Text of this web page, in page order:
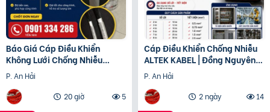
Báo Giá Cáp Điều Khiển
Không Lưới Chống Nhiễu
ALTEK KABEL | Đồng Nguyên
Chất 100%
P. An Hải
20 giờ
5
Cáp Điều Khiển Chống Nhiễu
ALTEK KABEL | Đồng Nguyên
Chất 100%, Chất Lượng Cao
P. An Hải
2 ngày
14